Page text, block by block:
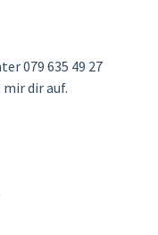
079 635 49 27
dir auf.